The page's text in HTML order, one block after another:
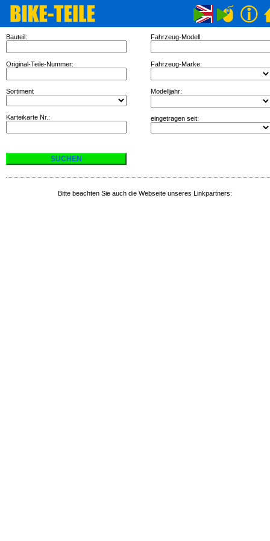
Bauteil:
Original-Teile-Nummer:
Sortiment
Karteikarte Nr.:
Fahrzeug-Modell:
Fahrzeug-Marke:
Modelljahr:
eingetragen seit:
Bitte beachten Sie auch die Webseite unseres Linkpartners: